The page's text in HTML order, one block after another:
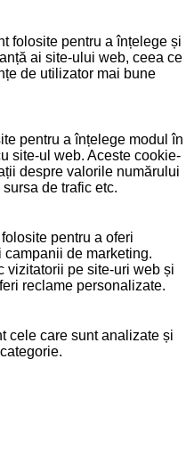
folosite pentru a înțelege și
ai site-ului web, ceea ce
de utilizator mai bune
pentru a înțelege modul în
site-ul web. Aceste cookie-
despre valorile numărului
de trafic etc.
pentru a oferi
de marketing.
vizitatorii pe site-uri web și
reclame personalizate.
cele care sunt analizate și